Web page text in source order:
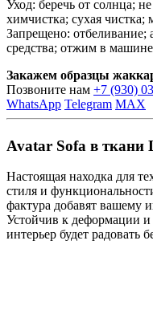
Уход: беречь от солнца;
химчистка; сухая чистка;
Запрещено: отбеливание;
средства; отжим в
Закажем образцы
Позвоните нам +7 (930)
WhatsApp Telegram MAX
Avatar Sofa в ткани
Настоящая находка для
стиля и
фактура добавят вашему
Устойчив к деформации
интерьер будет радовать